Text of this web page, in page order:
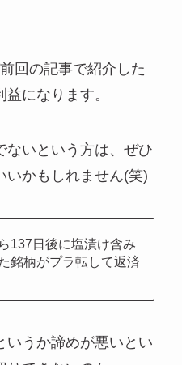
回の記事で紹介した
になります。
ないという方は、ぜひ
いかもしれません(笑)
137日後に塩漬け含み
銘柄がプラ転して返済
いうか諦めが悪いとい